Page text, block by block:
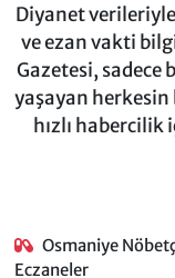
Diyanet
ve ezan vakti
Gazetesi, sadece
yaşayan herkesin
hızlı habercilik
Osmaniye
Eczaneler